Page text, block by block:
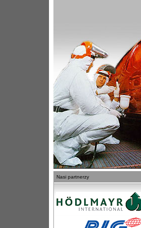
Nasi partnerzy